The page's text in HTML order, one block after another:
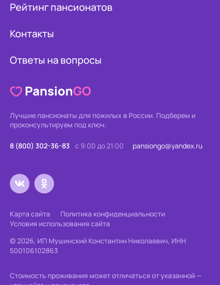
Рейтинг пансионатов
Контакты
Ответы на вопросы
Лучшие пансионаты для пожилых в России. Подберем и
проконсультируем под ключ.
8 (800) 302-36-83 с 9:00 до 21:00 pansiongo@yandex.ru
Карта сайта
Политика конфиденциальности
Условия использования сайта
© 2026, ИП Мушинский Константин Николаевич, ИНН
500106102863
Стоимость проживания может отличаться от указанной —